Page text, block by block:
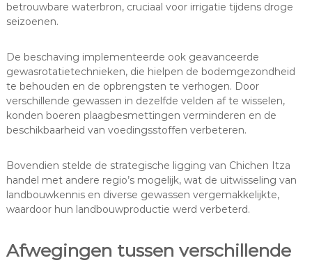
betrouwbare waterbron, cruciaal voor irrigatie tijdens droge
seizoenen.
De beschaving implementeerde ook geavanceerde
gewasrotatietechnieken, die hielpen de bodemgezondheid
te behouden en de opbrengsten te verhogen. Door
verschillende gewassen in dezelfde velden af te wisselen,
konden boeren plaagbesmettingen verminderen en de
beschikbaarheid van voedingsstoffen verbeteren.
Bovendien stelde de strategische ligging van Chichen Itza
handel met andere regio’s mogelijk, wat de uitwisseling van
landbouwkennis en diverse gewassen vergemakkelijkte,
waardoor hun landbouwproductie werd verbeterd.
Afwegingen tussen verschillende